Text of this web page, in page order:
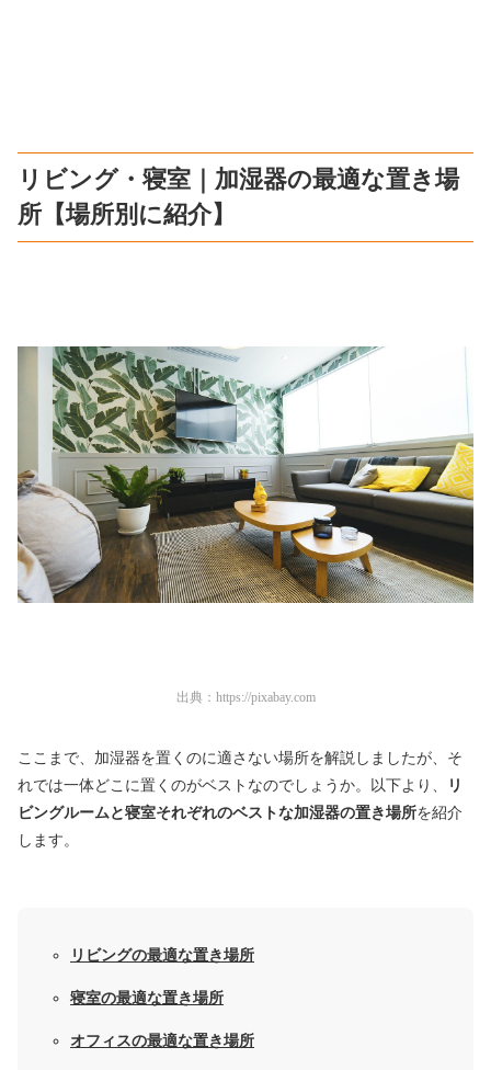
リビング・寝室｜加湿器の最適な置き場
所【場所別に紹介】
出典： https://pixabay.com
ここまで、加湿器を置くのに適さない場所を解説しましたが、そ
れでは一体どこに置くのがベストなのでしょうか。以下より、
リ
ビングルームと寝室それぞれのベストな加湿器の置き場所を紹介
します。
リビングの最適な置き場所
寝室の最適な置き場所
オフィスの最適な置き場所